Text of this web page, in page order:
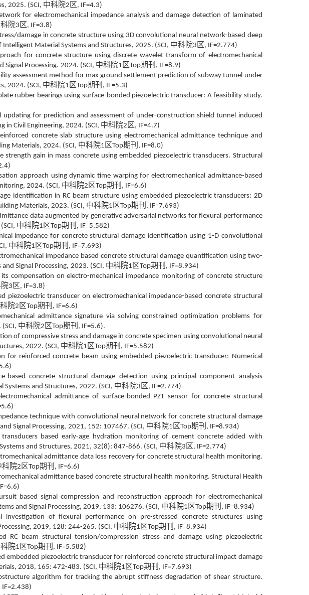
2025. (SCI, 中科院2 区 , IF=4.3)
for electromechanical impedance analysis and damage detection of laminated
院3 区 , IF=3.8)
damage in concrete structure using 3D convolutional neural network-based deep
Material Systems and Structures, 2025. (SCI, 中科院3 区 , IF=2.774)
for concrete structure using discrete wavelet transform of electromechanical
Signal Processing. 2024. (SCI, 中科院1 区Top期刊 , IF=8.9)
assessment method for max ground settlement prediction of subway tunnel under
2024. (SCI, 中科院1 区Top期刊 , IF=5.3)
rubber bearings using surface-bonded piezoelectric transducer: A feasibility study.
updating for prediction and assessment of under-construction shield tunnel induced
in Civil Engineering, 2024. (SCI, 中科院2 区 , IF=4.7)
concrete slab structure using electromechanical admittance technique and
Materials, 2024. (SCI, 中科院1 区Top期刊 , IF=8.0)
gain in mass concrete using embedded piezoelectric transducers. Structural
approach using dynamic time warping for electromechanical admittance-based
2024. (SCI, 中科院2 区Top期刊 , IF=6.6)
identification in RC beam structure using embedded piezoelectric transducers: 2D
Materials, 2023. (SCI, 中科院1 区Top期刊 , IF=7.693)
data augmented by generative adversarial networks for flexural performance
中科院1 区Top期刊 , IF=5.582)
impedance for concrete structural damage identification using 1-D convolutional
中科院1 区Top期刊 , IF=7.693)
impedance based concrete structural damage quantification using two-
Signal Processing, 2023. (SCI, 中科院1 区Top期刊 , IF=8.934)
compensation on electro-mechanical impedance monitoring of concrete structure
3 区 , IF=3.8)
piezoelectric transducer on electromechanical impedance-based concrete structural
院2 区Top期刊 , IF=6.6)
admittance signature via solving constrained optimization problems for
中科院2 区Top期刊 , IF=5.6).
of compressive stress and damage in concrete specimen using convolutional neural
2022. (SCI, 中科院1 区Top期刊 , IF=5.582)
for reinforced concrete beam using embedded piezoelectric transducer: Numerical
based concrete structural damage detection using principal component analysis
and Structures, 2022. (SCI, 中科院3 区 , IF=2.774)
admittance of surface-bonded PZT sensor for concrete structural
technique with convolutional neural network for concrete structural damage
Signal Processing, 2021, 152: 107467. (SCI, 中科院1 区Top期刊 , IF=8.934)
based early-age hydration monitoring of cement concrete added with
and Structures, 2021, 32(8): 847-866. (SCI, 中科院3 区 , IF=2.774)
admittance data loss recovery for concrete structural health monitoring.
科院2 区Top期刊 , IF=6.6)
admittance based concrete structural health monitoring. Structural Health
based signal compression and reconstruction approach for electromechanical
and Signal Processing, 2019, 133: 106276. (SCI, 中科院1 区Top期刊 , IF=8.934)
of flexural performance on pre-stressed concrete structures using
2019, 128: 244-265. (SCI, 中科院1 区Top期刊 , IF=8.934)
beam structural tension/compression stress and damage using piezoelectric
院1 区Top期刊 , IF=5.582)
embedded piezoelectric transducer for reinforced concrete structural impact damage
2018, 165: 472-483. (SCI, 中科院1 区Top期刊 , IF=7.693)
algorithm for tracking the abrupt stiffness degradation of shear structure.
IF=2.438)